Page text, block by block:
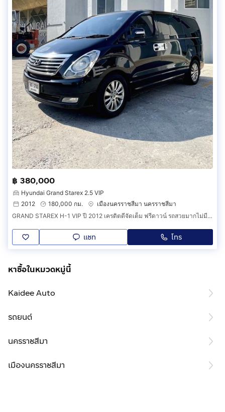
฿ 380,000
Hyundai Grand Starex 2.5 VIP
2012
180,000 กม.
เมืองนครราชสีมา นครราชสีมา
GRAND STAREX H-1 VIP ปี 2012 เครดิตดีจัดเต็ม ฟรีดาวน์ รถสวยมากไม่มีชนใช้งงานได้เลย รับเทริ์นรถมือสอง 0856845919
แชท โทร
หาซื้อในหมวดหมู่นี้
Kaidee Auto
รถยนต์
นครราชสีมา
เมืองนครราชสีมา